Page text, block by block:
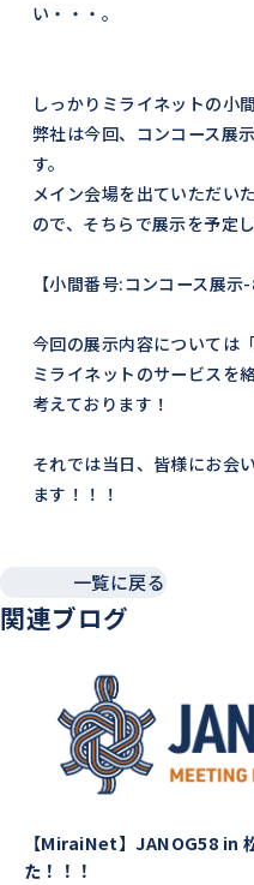
い・・・。
しっかりミライネットの小
弊社は今回、コンコース展
す。
メイン会場を出ていただい
ので、そちらで展示を予定
【小間番号:コンコース展示-
今回の展示内容については
ミライネットのサービスを
考えております！
それでは当日、皆様にお会
ます！！！
一覧に戻る
関連ブログ
【MiraiNet】JANOG58 in
た！！！